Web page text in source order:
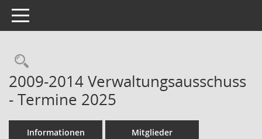
Toggle navigation
Rechercheauswahl
2009-2014 Verwaltungsausschuss
- Termine 2025
Informationen Mitglieder